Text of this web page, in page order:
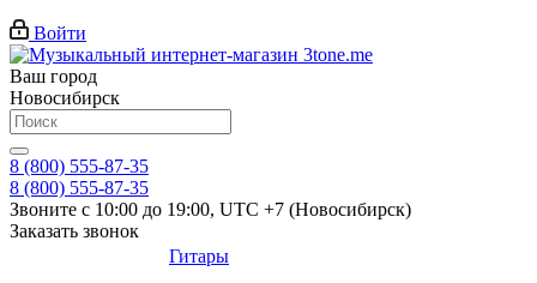
Войти
Ваш город
Новосибирск
8 (800) 555-87-35
8 (800) 555-87-35
Звоните с 10:00 до 19:00, UTC +7 (Новосибирск)
Заказать звонок
Гитары